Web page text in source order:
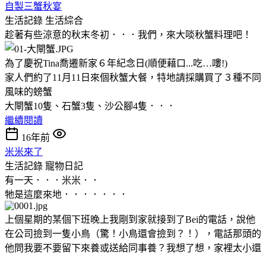
自製三蟹秋宴
生活記錄 生活綜合
趁著有些涼意的秋末冬初．．．我們，來大啖秋蟹料理吧！
為了慶祝Tina喬遷新家６年紀念日(順便藉口...吃…嘍!)
家人們約了11月11日來個秋蟹大餐，特地請採購買了３種不同
風味的螃蟹
大閘蟹10隻、石蟹3隻、沙公腳4隻．．．
繼續閱讀
16年前
米米來了
生活記錄 寵物日記
有一天．．．米米．．
牠是這麼來地．．．．．．．
上個星期的某個下班晚上我剛到家就接到了Bei的電話，說他
在公司撿到一隻小鳥（驚！ 小鳥還會撿到？！），電話那頭的
他問我要不要留下來養或送給同事養？我想了想，家裡太小還